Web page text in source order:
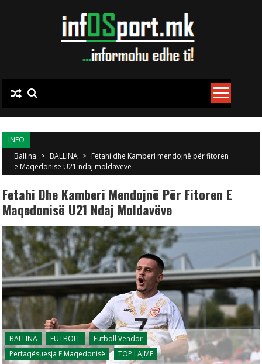
INFO
Ballina > BALLINA > Fetahi dhe Kamberi mendojnë për fitoren
e Maqedonisë U21 ndaj moldavëve
Fetahi Dhe Kamberi Mendojnë Për Fitoren E
Maqedonisë U21 Ndaj Moldavëve
BALLINA FUTBOLL
Futboll Vendor
Përfaqësuesja E Maqedonisë
TOP LAJME